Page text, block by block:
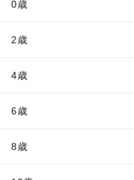
0歳
2歳
4歳
6歳
8歳